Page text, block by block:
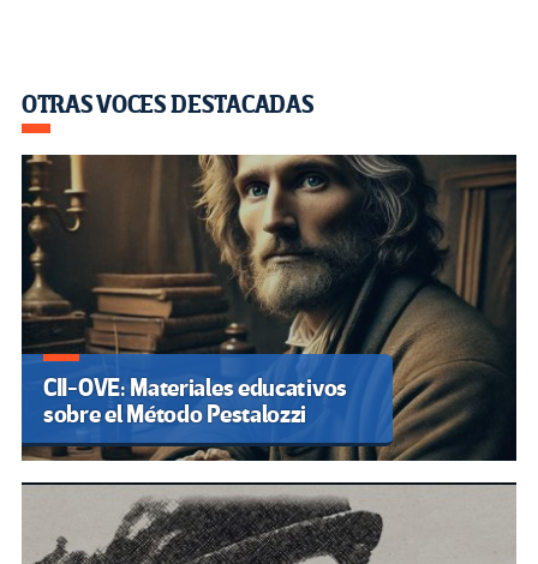
OTRAS VOCES DESTACADAS
CII-OVE: Materiales educativos
sobre el Método Pestalozzi